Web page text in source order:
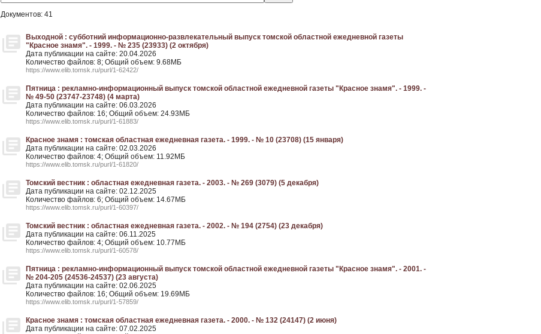
Документов: 41
Выходной : субботний информационно-развлекательный выпуск томской областной ежедневной газеты
"Красное знамя". - 1999. - № 235 (23933) (2 октября)
Дата публикации на сайте: 20.04.2026
Количество файлов: 8; Общий объем: 9.68МБ
https://www.elib.tomsk.ru/purl/1-62422/
Пятница : рекламно-информационный выпуск томской областной ежедневной газеты "Красное знамя". - 1999. -
№ 49-50 (23747-23748) (4 марта)
Дата публикации на сайте: 06.03.2026
Количество файлов: 16; Общий объем: 24.93МБ
https://www.elib.tomsk.ru/purl/1-61883/
Красное знамя : томская областная ежедневная газета. - 1999. - № 10 (23708) (15 января)
Дата публикации на сайте: 02.03.2026
Количество файлов: 4; Общий объем: 11.92МБ
https://www.elib.tomsk.ru/purl/1-61820/
Томский вестник : областная ежедневная газета. - 2003. - № 269 (3079) (5 декабря)
Дата публикации на сайте: 02.12.2025
Количество файлов: 6; Общий объем: 14.67МБ
https://www.elib.tomsk.ru/purl/1-60397/
Томский вестник : областная ежедневная газета. - 2002. - № 194 (2754) (23 декабря)
Дата публикации на сайте: 06.11.2025
Количество файлов: 4; Общий объем: 10.77МБ
https://www.elib.tomsk.ru/purl/1-60578/
Пятница : рекламно-информационный выпуск томской областной ежедневной газеты "Красное знамя". - 2001. -
№ 204-205 (24536-24537) (23 августа)
Дата публикации на сайте: 02.06.2025
Количество файлов: 16; Общий объем: 19.69МБ
https://www.elib.tomsk.ru/purl/1-57859/
Красное знамя : томская областная ежедневная газета. - 2000. - № 132 (24147) (2 июня)
Дата публикации на сайте: 07.02.2025